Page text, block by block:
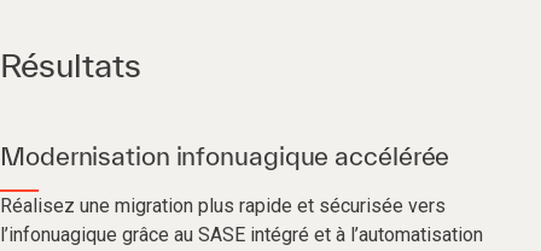
Résultats
Modernisation infonuagique accélérée
Réalisez une migration plus rapide et sécurisée vers
l’infonuagique grâce au SASE intégré et à l’automatisation